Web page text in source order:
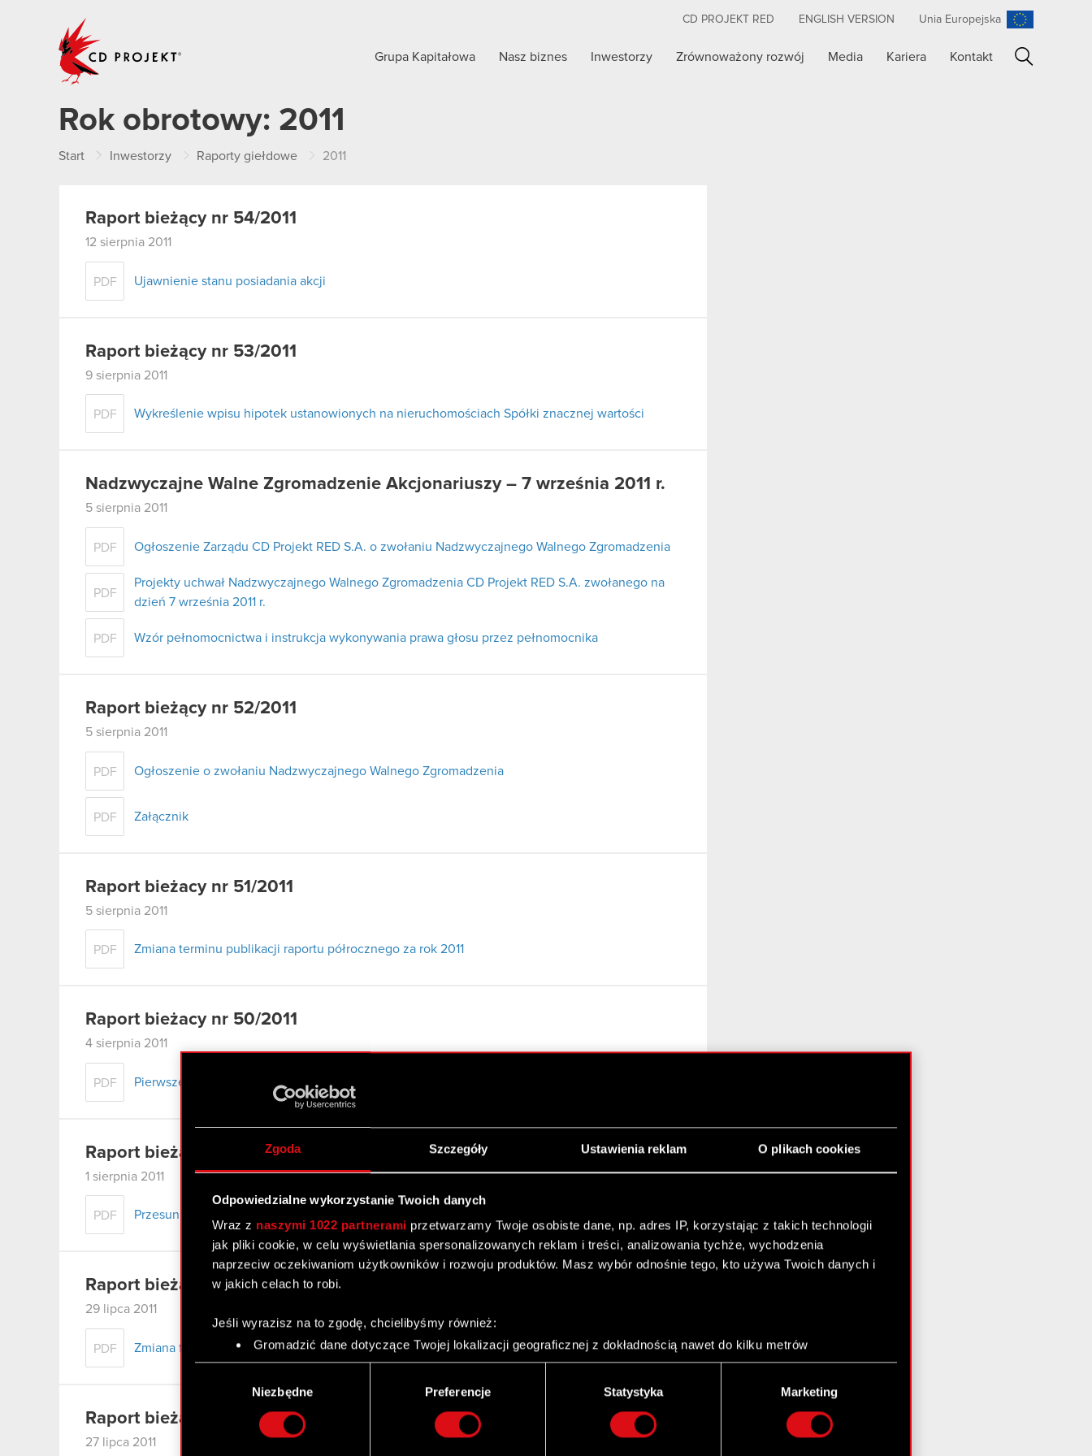
Zgoda Szczegóły Ustawienia reklam O plikach cookies
Odpowiedzialne wykorzystanie Twoich danych
Wraz z naszymi 1022 partnerami przetwarzamy Twoje osobiste dane, np. adres IP, korzystając z takich technologii
jak pliki cookie, w celu wyświetlania spersonalizowanych reklam i treści, analizowania tychże, wychodzenia
naprzeciw oczekiwaniom użytkowników i rozwoju produktów. Masz wybór odnośnie tego, kto używa Twoich danych i
w jakich celach to robi.
Jeśli wyrazisz na to zgodę, chcielibyśmy również:
Gromadzić dane dotyczące Twojej lokalizacji geograficznej z dokładnością nawet do kilku metrów
Identyfikować Twoje urządzenie, aktywnie analizując charakteryzującego je zbiory danych (fingerprinting,
Dowiedz się więcej odnośnie tego, jak Twoje osobiste dane są przetwarzane oraz ustaw własne preferencje w
szczegółów . W Deklaracji plików cookie możesz zmienić lub wycofać swoją zgodę w dowolnej chwili.
Niezbędne Preferencje Statystyka Marketing
CD PROJEKT RED ENGLISH VERSION Unia Europejska
Grupa Kapitałowa Nasz biznes Inwestorzy Zrównoważony rozwój Media Kariera Kontakt
Rok obrotowy: 2011
Start Inwestorzy Raporty giełdowe 2011
Raport bieżący nr 54/2011
12 sierpnia 2011
PDF Ujawnienie stanu posiadania akcji
Raport bieżący nr 53/2011
9 sierpnia 2011
PDF Wykreślenie wpisu hipotek ustanowionych na nieruchomościach Spółki znacznej wartości
Nadzwyczajne Walne Zgromadzenie Akcjonariuszy – 7 września 2011 r.
5 sierpnia 2011
PDF Ogłoszenie Zarządu CD Projekt RED S.A. o zwołaniu Nadzwyczajnego Walnego Zgromadzenia
PDF
Projekty uchwał Nadzwyczajnego Walnego Zgromadzenia CD Projekt RED S.A. zwołanego na
dzień 7 września 2011 r.
PDF Wzór pełnomocnictwa i instrukcja wykonywania prawa głosu przez pełnomocnika
Raport bieżący nr 52/2011
5 sierpnia 2011
PDF Ogłoszenie o zwołaniu Nadzwyczajnego Walnego Zgromadzenia
PDF Załącznik
Raport bieżacy nr 51/2011
5 sierpnia 2011
PDF Zmiana terminu publikacji raportu półrocznego za rok 2011
Raport bieżacy nr 50/2011
4 sierpnia 2011
PDF Pierwsze zawiadomienie Akcjonariuszy o zamiarze połączenia.
Raport bieżący nr 49/2011
1 sierpnia 2011
PDF Przesunięcie daty premiery
Raport bieżacy nr 48/2011
29 lipca 2011
PDF Zmiana firmy emitenta
Raport bieżący nr 47/2011
27 lipca 2011